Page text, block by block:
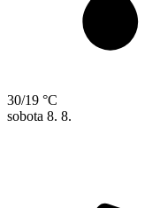
30/19 °C
sobota 8. 8.